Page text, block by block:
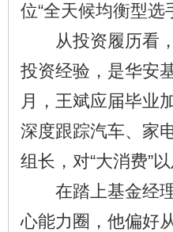
位“全天候均衡型选
从投资履历看，
投资经验，是华安
月，王斌应届毕业
深度跟踪汽车、家
组长，对“大消费”
在踏上基金经理
心能力圈，他偏好